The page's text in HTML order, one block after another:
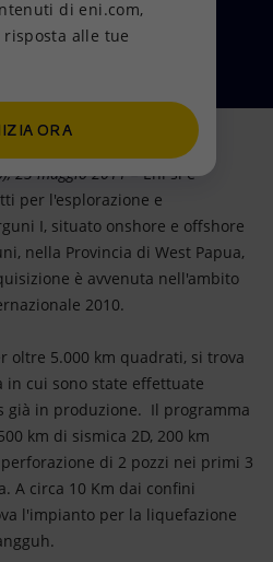
23 maggio 2011 –Eni si è
per l'esplorazione e
I, situato onshore e offshore
nella Provincia di West Papua,
è avvenuta nell'ambito
2010.
oltre 5.000 km quadrati, si trova
in cui sono state effettuate
già in produzione. Il programma
km di sismica 2D, 200 km
di 2 pozzi nei primi 3
A circa 10 Km dai confini
l'impianto per la liquefazione
di eni.com,
alle tue
ORA